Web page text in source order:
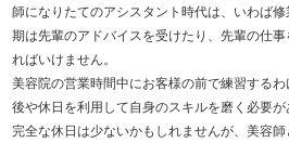
師になりたてのアシスタント時代は、いわば
期は先輩のアドバイスを受けたり、先輩の仕
ればいけません。
美容院の営業時間中にお客様の前で練習する
後や休日を利用して自身のスキルを磨く必要
完全な休日は少ないかもしれませんが、美容